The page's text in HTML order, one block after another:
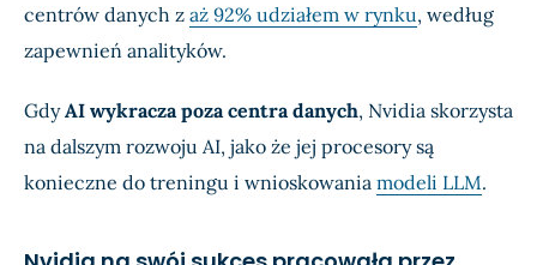
centrów danych z aż 92% udziałem w rynku, według
zapewnień analityków.
GdyAI wykracza poza centra danych, Nvidia skorzysta
na dalszym rozwoju AI, jako że jej procesory są
konieczne do treningu i wnioskowania modeli LLM.